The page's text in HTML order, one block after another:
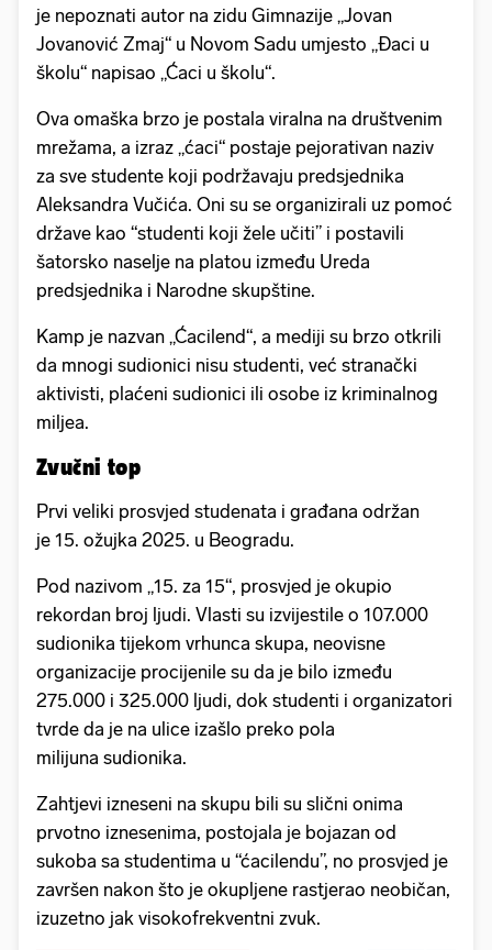
je nepoznati autor na zidu Gimnazije „Jovan
Jovanović Zmaj“ u Novom Sadu umjesto „Đaci u
školu“ napisao „Ćaci u školu“.
Ova omaška brzo je postala viralna na društvenim
mrežama, a izraz „ćaci“ postaje pejorativan naziv
za sve studente koji podržavaju predsjednika
Aleksandra Vučića. Oni su se organizirali uz pomoć
države kao “studenti koji žele učiti” i postavili
šatorsko naselje na platou između Ureda
predsjednika i Narodne skupštine.
Kamp je nazvan „Ćacilend“, a mediji su brzo otkrili
da mnogi sudionici nisu studenti, već stranački
aktivisti, plaćeni sudionici ili osobe iz kriminalnog
miljea.
Zvučni top
Prvi veliki prosvjed studenata i građana održan
je 15. ožujka 2025. u Beogradu.
Pod nazivom „15. za 15“, prosvjed je okupio
rekordan broj ljudi. Vlasti su izvijestile o 107.000
sudionika tijekom vrhunca skupa, neovisne
organizacije procijenile su da je bilo između
275.000 i 325.000 ljudi, dok studenti i organizatori
tvrde da je na ulice izašlo preko pola
milijuna sudionika.
Zahtjevi izneseni na skupu bili su slični onima
prvotno iznesenima, postojala je bojazan od
sukoba sa studentima u “ćacilendu”, no prosvjed je
završen nakon što je okupljene rastjerao neobičan,
izuzetno jak visokofrekventni zvuk.